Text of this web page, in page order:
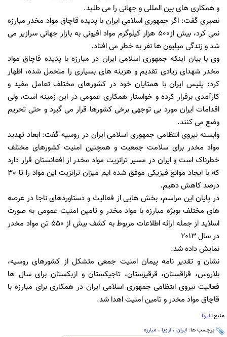
و همکاری های بین المللی و جهانی را می طلبد.
نصیری گفت: اگر جمهوری اسلامی ایران با پدیده قاچاق مواد مخدر مبارزه
نمی کرد، بیش از500 هزار کیلوگرم مواد افیونی به بازار جهانی سرازیر می
شد و زندگی میلیون ها نفر به خطر می افتاد.
وی با بیان اینکه جمهوری اسلامی ایران در مبارزه با پدیده قاچاق مواد
مخدر شهدای زیادی تقدیم و هزینه های بسیاری را متحمل شده، اظهار
کرد: پلیس ایران با همتایان خود در کشورهای مختلف تعامل مفید و
کارآمدی برقرار کرده و خواستار همکاری عمومی در این زمینه است، ولی
اقدامات ایران مورد بی توجهی برخی کشورها قرار می گیرد و حتی تحریم
وضع می کنند.
وابسته نیروی انتظامی جمهوری اسلامی ایران در روسیه گفت: ابعاد تهدید
مواد مخدر برای سلامت جمعیت و همچنین امنیت کشورهای مختلف
خطرناک است و ایران در مسیر ترانزیت مواد مخدر از افغانستان قرار دارد
که با ایجاد موانع فیزیکی موفق شده ایم میزان ترانزیت این مواد را تا 30
درصد کاهش دهیم.
در پایان این مراسم، بخش هایی از فعالیت و دستاوردهای ناجا در عرصه
های مختلف بویژه مبارزه با مواد مخدر و تامین امنیت عمومی به صورت
اسلاید از جمله ارائه اطلاعات مربوط به کشف بیش از 550 تن مواد مخدر
در سال 2013
نمایش داده شد.
نشان و تقدیر نامه پیمان امنیت جمعی متشکل از کشورهای روسیه،
بلاروس، قزاقستان، قرقیزستان، تاجیکستان و ازبکستان برای سال ها
فعالیت نیروی انتظامی جمهوری اسلامی ایران در همکاری برای مبارزه با
قاچاق مواد مخدر و تامین امنیت اهدا شد.
منبع: ایرنا
برچسب ها: ایران ، اروپا ، مبارزه